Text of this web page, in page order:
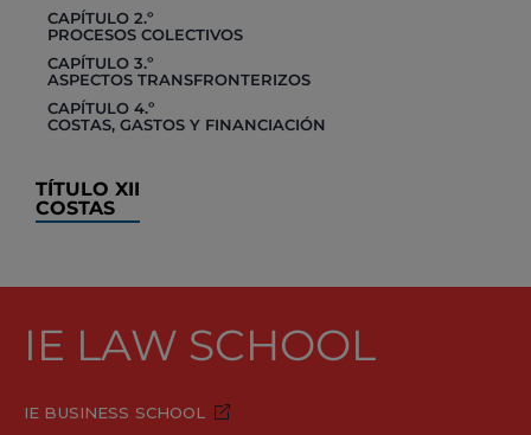
CAPÍTULO 2.º
PROCESOS COLECTIVOS
CAPÍTULO 3.º
ASPECTOS TRANSFRONTERIZOS
CAPÍTULO 4.º
COSTAS, GASTOS Y FINANCIACIÓN
TÍTULO XII
COSTAS
IE LAW SCHOOL
IE BUSINESS SCHOOL